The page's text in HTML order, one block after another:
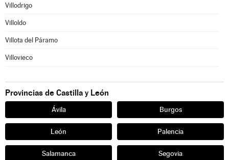
Villodrigo
Villoldo
Villota del Páramo
Villovieco
Provincias de Castilla y León
Ávila Burgos
León Palencia
Salamanca Segovia